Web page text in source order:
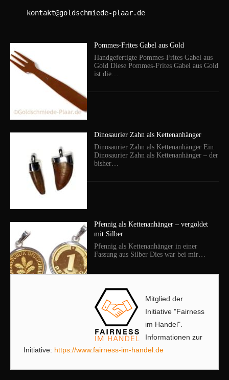
Pommes-Frites Gabel aus Gold
Handgefertigte Pommes-Frites Gabel aus
Gold Diese Pommes-Frites Gabel aus Gold
ist die…
Dinosaurier Zahn als Kettenanhänger
Dinosaurier Zahn als Kettenanhänger Ein
Dinosaurier Zahn als Kettenanhänger – der
bisher…
Pfennig als Kettenanhänger – vergoldet
mit Silber
Pfennig als Kettenanhänger in einer
Fassung aus Silber Dies war bei mir…
Mitglied der
Initiative "Fairness
im Handel".
Informationen zur
Initiative: https://www.fairness-im-handel.de